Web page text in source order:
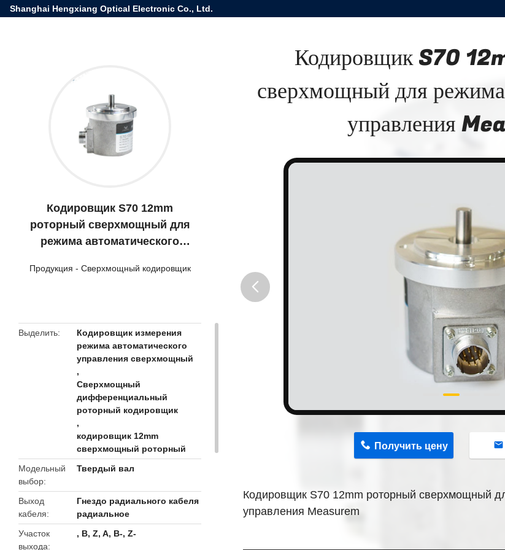
Shanghai Hengxiang Optical Electronic Co., Ltd.
Кодировщик S70 12mm
роторный сверхмощный для
режима автоматического
Продукция - Сверхмощный кодировщик
Выделить
Кодировщик измерения
режима автоматического
управления сверхмощный
,
Сверхмощный
дифференциальный
роторный кодировщик
,
кодировщик 12mm
сверхмощный роторный
Модельный
выбор
Твердый вал
Выход
кабеля
Гнездо радиального кабеля
радиальное
Участок
выхода
, B, Z, A, B-, Z-
Кодировщик S70
сверхмощный для режима
управления
Получить цену
Кодировщик S70 12mm роторный сверхмощный
управления Measurem